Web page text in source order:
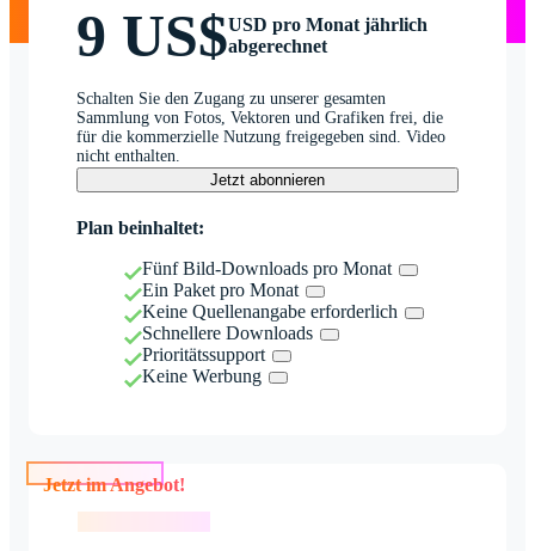
9 US$USD pro Monat jährlich
abgerechnet
Schalten Sie den Zugang zu unserer gesamten
Sammlung von Fotos, Vektoren und Grafiken frei, die
für die kommerzielle Nutzung freigegeben sind. Video
nicht enthalten.
Jetzt abonnieren
Plan beinhaltet:
Fünf Bild-Downloads pro Monat
Ein Paket pro Monat
Keine Quellenangabe erforderlich
Schnellere Downloads
Prioritätssupport
Keine Werbung
Jetzt im Angebot!